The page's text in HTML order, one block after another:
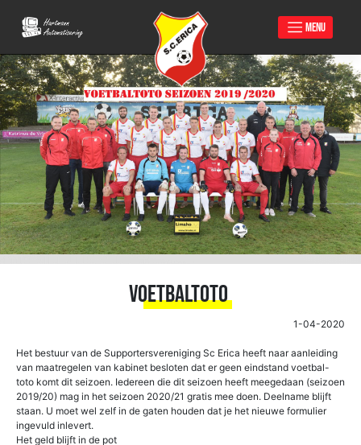
Skip
to
content
MENU
Voetbaltoto
1-04-2020
Het bestuur van de Supportersvereniging Sc Erica heeft naar aanleiding
van maatregelen van kabinet besloten dat er geen eindstand voetbal-
toto komt dit seizoen. Iedereen die dit seizoen heeft meegedaan (seizoen
2019/20) mag in het seizoen 2020/21 gratis mee doen. Deelname blijft
staan. U moet wel zelf in de gaten houden dat je het nieuwe formulier
ingevuld inlevert.
Het geld blijft in de pot